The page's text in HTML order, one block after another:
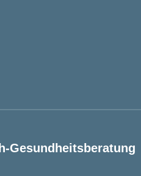
Gesundheitsberatung